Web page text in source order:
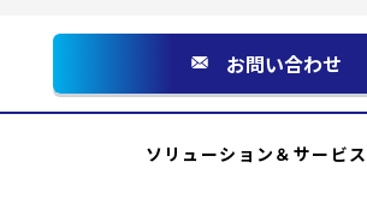
お問い合わせ
ウ
ィ
ソリューション＆サービス